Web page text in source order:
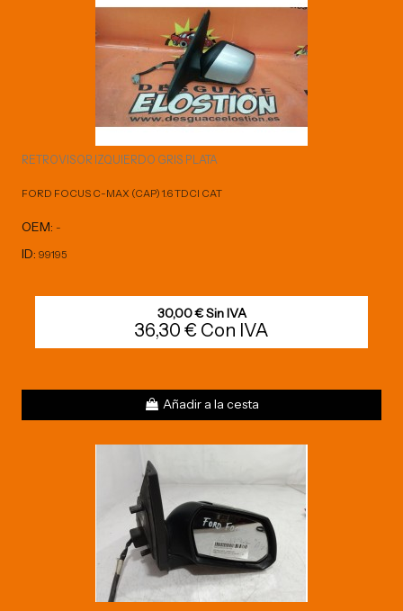
RETROVISOR IZQUIERDO GRIS PLATA
FORD FOCUS C-MAX (CAP) 1.6 TDCI CAT
OEM: -
ID: 99195
30,00 € Sin IVA
36,30 € Con IVA
Añadir a la cesta